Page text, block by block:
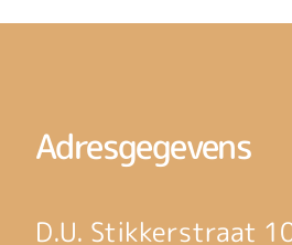
Adresgegevens
D.U. Stikkerstraat